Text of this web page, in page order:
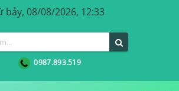
bảy, 08/08/2026, 12:33
0987.893.519